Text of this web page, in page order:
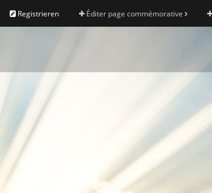
Registrieren Éditer page commémorative